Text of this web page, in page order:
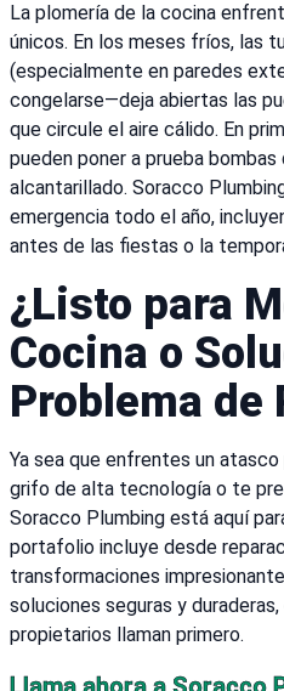
La plomería de la cocina
únicos. En los meses fríos, las
(especialmente en paredes
congelarse—deja abiertas las
que circule el aire cálido. En
pueden poner a prueba
alcantarillado. Soracco
emergencia todo el año,
antes de las fiestas o la
¿Listo para
Cocina o
Problema de
Ya sea que enfrentes un
grifo de alta tecnología o te
Soracco Plumbing está aquí
portafolio incluye desde
transformaciones
soluciones seguras y
propietarios llaman primero.